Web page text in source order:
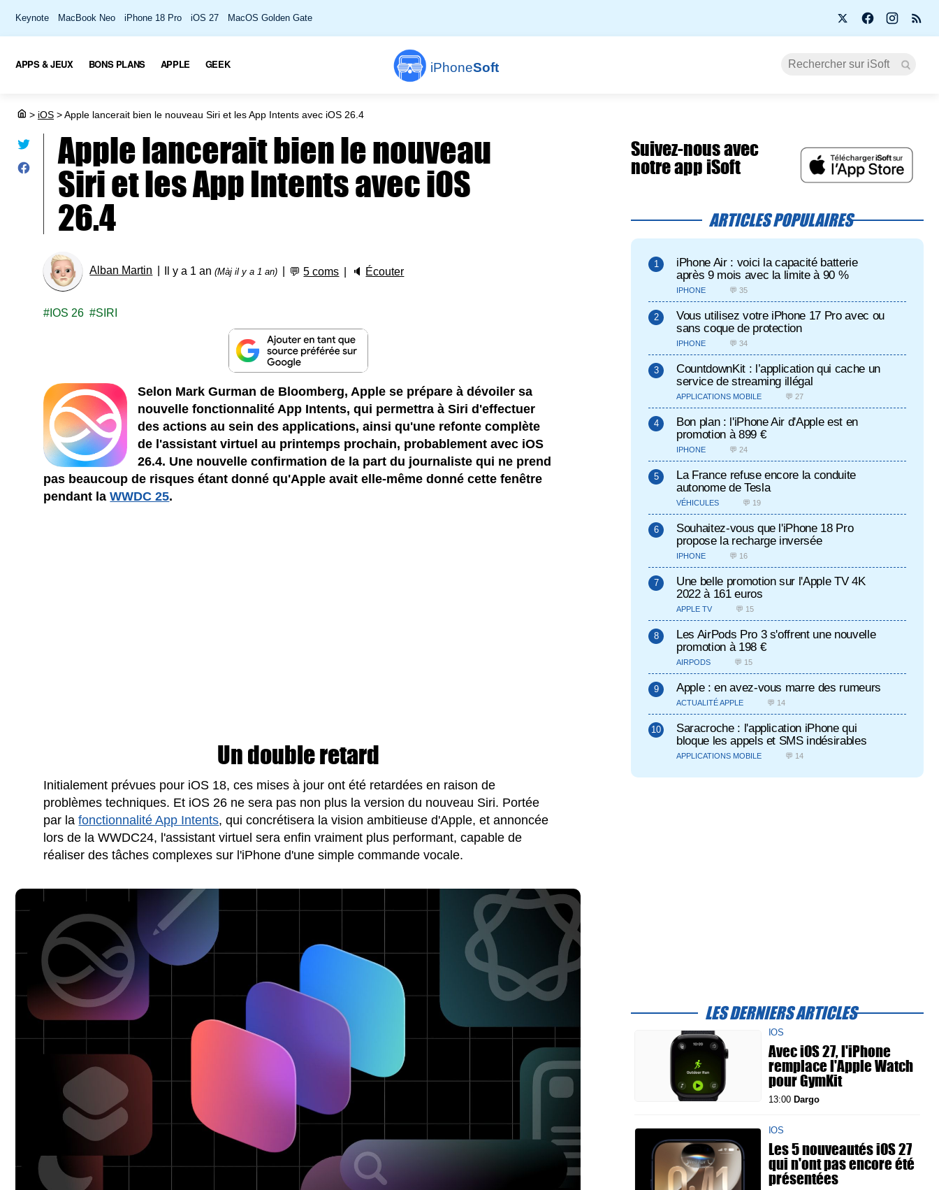
Keynote MacBook Neo iPhone 18 Pro iOS 27 MacOS Golden Gate
iPhoneSoft
APPS & JEUX BONS PLANS APPLE GEEK
> iOS >Apple lancerait bien le nouveau Siri et les App Intents avec iOS 26.4
Apple lancerait bien le nouveau
Siri et les App Intents avec iOS
26.4
Alban Martin Il y a 1 an(Màj il y a 1 an) 💬5 coms 🔈 Écouter
IOS 26 SIRI
Selon Mark Gurman de Bloomberg, Apple se prépare à dévoiler sa
nouvelle fonctionnalité App Intents, qui permettra à Siri d'effectuer
des actions au sein des applications, ainsi qu'une refonte complète
de l'assistant virtuel au printemps prochain, probablement avec iOS
26.4. Une nouvelle confirmation de la part du journaliste qui ne prend
pas beaucoup de risques étant donné qu'Appleavait elle-même donné cette fenêtre
pendant laWWDC 25.
Un double retard
Initialement prévues pour iOS 18, ces mises à jour ont été retardées en raison de
problèmes techniques. Et iOS 26 ne sera pas non plus la version du nouveau Siri. Portée
par lafonctionnalité App Intents, qui concrétisera la vision ambitieuse d'Apple, et annoncée
lors de la WWDC24, l'assistant virtuel sera enfin vraiment plus performant, capable de
réaliser des tâches complexes sur l'iPhone d'une simple commande vocale.
Suivez-nous avec
notre app iSoft
ARTICLES POPULAIRES
iPhone Air : voici la capacité batterie
après 9 mois avec la limite à 90 %
IPHONE 💬 35
Vous utilisez votre iPhone 17 Pro avec ou
sans coque de protection
IPHONE 💬 34
CountdownKit : l’application qui cache un
service de streaming illégal
APPLICATIONS MOBILE 💬 27
Bon plan : l'iPhone Air d'Apple est en
promotion à 899 €
IPHONE 💬 24
La France refuse encore la conduite
autonome de Tesla
VÉHICULES 💬 19
Souhaitez-vous que l'iPhone 18 Pro
propose la recharge inversée
IPHONE 💬 16
Une belle promotion sur l'Apple TV 4K
2022 à 161 euros
APPLE TV 💬 15
Les AirPods Pro 3 s'offrent une nouvelle
promotion à 198 €
AIRPODS 💬 15
Apple : en avez-vous marre des rumeurs
ACTUALITÉ APPLE 💬 14
Saracroche : l'application iPhone qui
bloque les appels et SMS indésirables
APPLICATIONS MOBILE 💬 14
LES DERNIERS ARTICLES
IOS
Avec iOS 27, l'iPhone
remplace l'Apple Watch
pour GymKit
13:00 Dargo
IOS
Les 5 nouveautés iOS 27
qui n'ont pas encore été
présentées